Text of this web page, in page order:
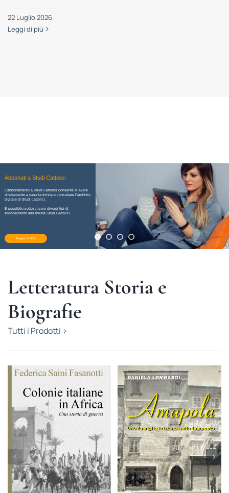
22 Luglio 2026
Leggi di più
Abbonati a Studi Cattolici
L'abbonamento a Studi Cattolici consente di avere
direttamente a casa la rivista e consultare l’archivio
digitale di Studi cattolici.
È possibile sottoscrivere diversi tipi di
abbonamento alla rivista Studi Cattolici.
Scopri di Più
Letteratura Storia e
Biografie
Tutti i Prodotti >